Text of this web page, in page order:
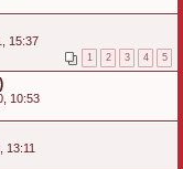
15:37
1 2 3 4 5
10:53
13:11